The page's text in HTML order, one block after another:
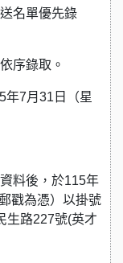
名單優先錄
序錄取。
年7月31日（星
料後，於115年
戳為憑）以掛號
生路227號(英才